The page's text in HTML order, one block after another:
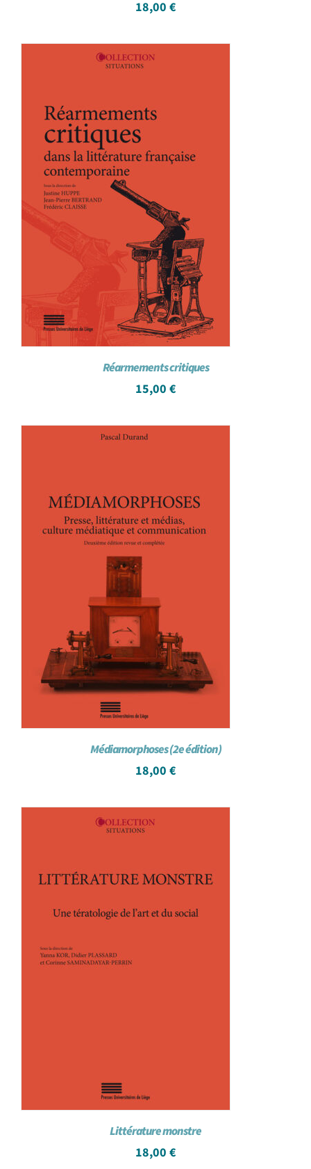
18,00 €
Réarmements critiques
15,00 €
Médiamorphoses (2e édition)
18,00 €
Littérature monstre
18,00 €